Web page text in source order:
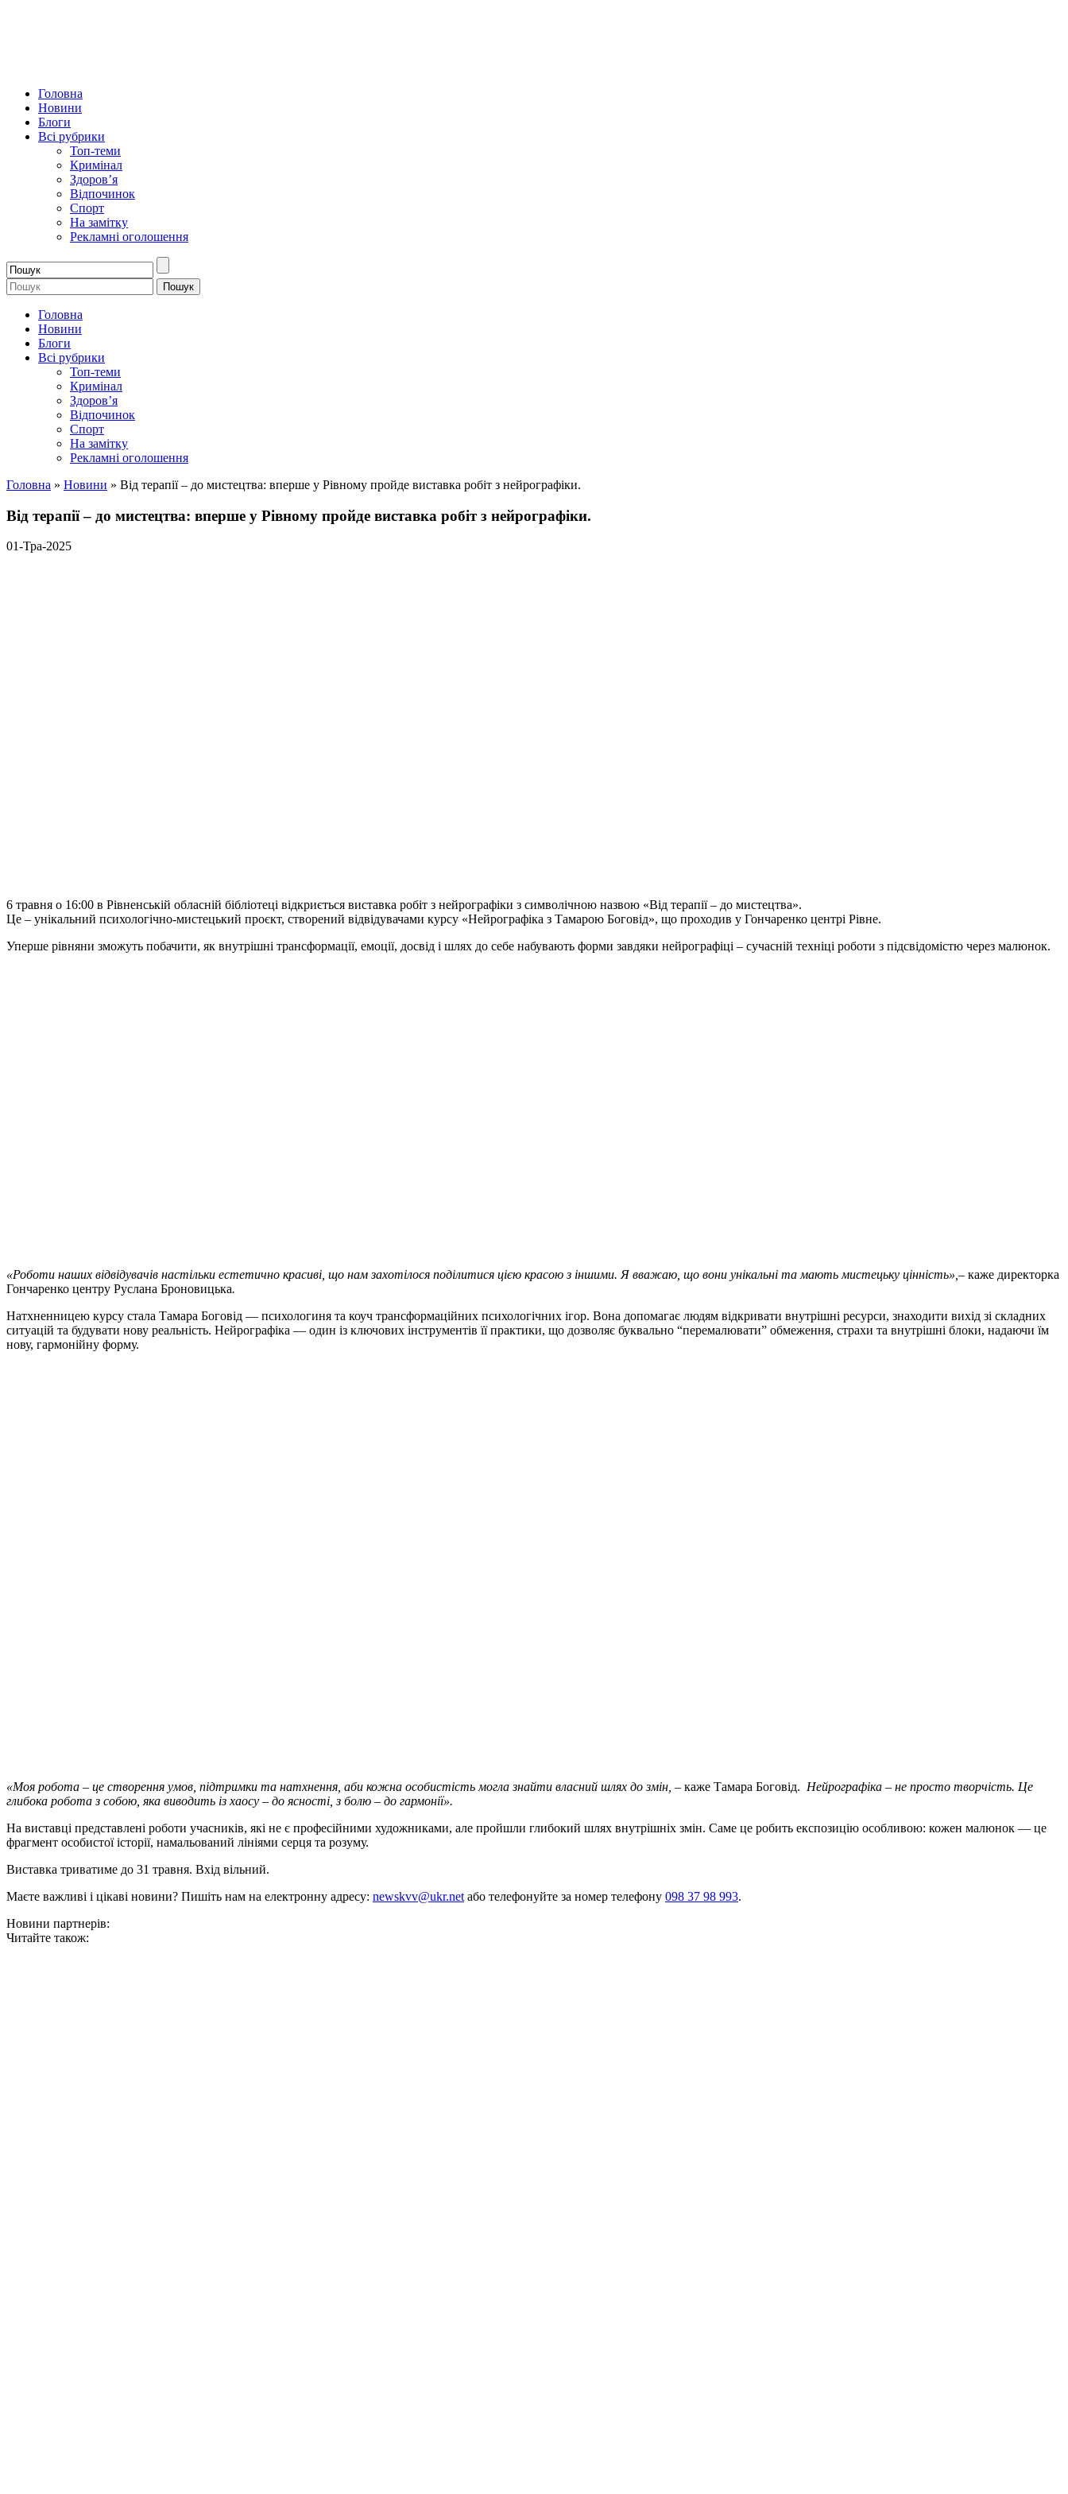
Головна
Новини
Блоги
Всі рубрики
Топ-теми
Кримінал
Здоров’я
Відпочинок
Спорт
На замітку
Рекламні оголошення
Головна
Новини
Блоги
Всі рубрики
Топ-теми
Кримінал
Здоров’я
Відпочинок
Спорт
На замітку
Рекламні оголошення
Головна » Новини » Від терапії – до мистецтва: вперше у Рівному пройде виставка робіт з нейрографіки.
Від терапії – до мистецтва: вперше у Рівному пройде виставка робіт з нейрографіки.
01-Тра-2025
6 травня о 16:00 в Рівненській обласній бібліотеці відкриється виставка робіт з нейрографіки з символічною назвою «Від терапії – до мистецтва».
Це – унікальний психологічно-мистецький проєкт, створений відвідувачами курсу «Нейрографіка з Тамарою Боговід», що проходив у Гончаренко центрі Рівне.
Уперше рівняни зможуть побачити, як внутрішні трансформації, емоції, досвід і шлях до себе набувають форми завдяки нейрографіці – сучасній техніці роботи з підсвідомістю через малюнок.
«Роботи наших відвідувачів настільки естетично красиві, що нам захотілося поділитися цією красою з іншими. Я вважаю, що вони унікальні та мають мистецьку цінність»,– каже директорка
Гончаренко центру Руслана Броновицька.
Натхненницею курсу стала Тамара Боговід — психологиня та коуч трансформаційних психологічних ігор. Вона допомагає людям відкривати внутрішні ресурси, знаходити вихід зі складних
ситуацій та будувати нову реальність. Нейрографіка — один із ключових інструментів її практики, що дозволяє буквально “перемалювати” обмеження, страхи та внутрішні блоки, надаючи їм
нову, гармонійну форму.
«Моя робота – це створення умов, підтримки та натхнення, аби кожна особистість могла знайти власний шлях до змін, – каже Тамара Боговід. Нейрографіка – не просто творчість. Це
глибока робота з собою, яка виводить із хаосу – до ясності, з болю – до гармонії».
На виставці представлені роботи учасників, які не є професійними художниками, але пройшли глибокий шлях внутрішніх змін. Саме це робить експозицію особливою: кожен малюнок — це
фрагмент особистої історії, намальований лініями серця та розуму.
Виставка триватиме до 31 травня. Вхід вільний.
Маєте важливі і цікаві новини? Пишіть нам на електронну адресу: newskvv@ukr.netабо телефонуйте за номер телефону 098 37 98 993.
Новини партнерів:
Читайте також: